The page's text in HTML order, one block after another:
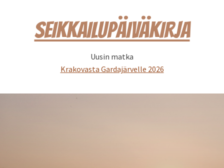
SEIKKAILUPÄIVÄKIRJA
Uusin matka
Krakovasta Gardajärvelle 2026